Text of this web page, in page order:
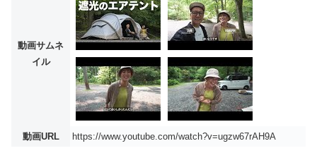
動画サムネ
イル
動画URL https://www.youtube.com/watch?v=ugzw67rAH9A